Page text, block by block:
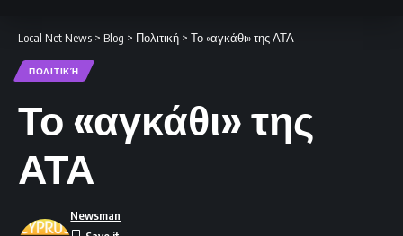
Local Net News > Blog > Πολιτική > Το «αγκάθι» της ΑΤΑ
ΠΟΛΙΤΙΚΉ
Το «αγκάθι» της
ΑΤΑ
Newsman